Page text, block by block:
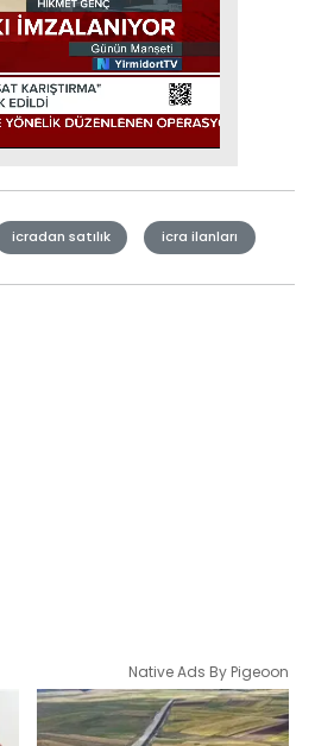
icradan satılık icra ilanları
Native Ads By Pigeoon